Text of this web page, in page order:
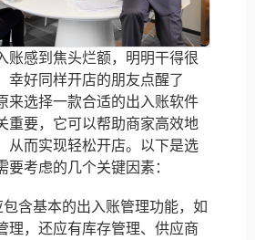
账感到焦头烂额，明明干得很
幸好同样开店的朋友点醒了
来选择一款合适的出入账软件
重要，它可以帮助商家高效地
从而实现轻松开店。以下是选
考虑的几个关键因素：
包含基本的出入账管理功能，如
理，还应有库存管理、供应商